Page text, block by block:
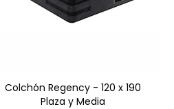
Colchón Regency - 120 x 190
Plaza y Media